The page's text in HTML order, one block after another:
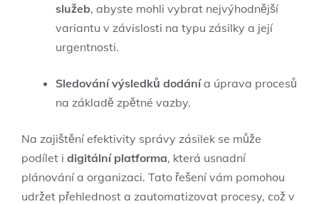
služeb, abyste mohli vybrat nejvýhodnější
variantu v závislosti na typu zásilky a její
urgentnosti.
Sledování výsledků dodánía úprava procesů
na základě zpětné vazby.
Na zajištění efektivity správy zásilek se může
podílet i digitální platforma, která usnadní
plánování a organizaci. Tato řešení vám pomohou
udržet přehlednost a zautomatizovat procesy, což v